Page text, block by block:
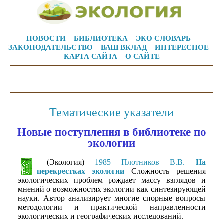
НОВОСТИ БИБЛИОТЕКА
ЭКО СЛОВАРЬ
ЗАКОНОДАТЕЛЬСТВО
ВАШ ВКЛАД
ИНТЕРЕСНОЕ
КАРТА САЙТА
О САЙТЕ
Тематические указатели
Новые поступления в библиотеке по
экологии
(Экология) 1985 Плотников В.В. На
перекрестках экологии Сложность решения
экологических проблем рождает массу взглядов и
мнений о возможностях экологии как синтезирующей
науки. Автор анализирует многие спорные вопросы
методологии и практической направленности
экологических и географических исследований.